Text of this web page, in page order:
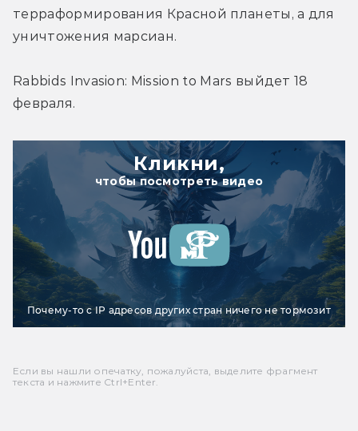
терраформирования Красной планеты, а для
уничтожения марсиан.
Rabbids Invasion: Mission to Mars выйдет 18
февраля.
Кликни,
чтобы посмотреть видео
Почему-то с IP адресов других стран ничего не тормозит
Если вы нашли опечатку, пожалуйста, выделите фрагмент
текста и нажмите Ctrl+Enter.